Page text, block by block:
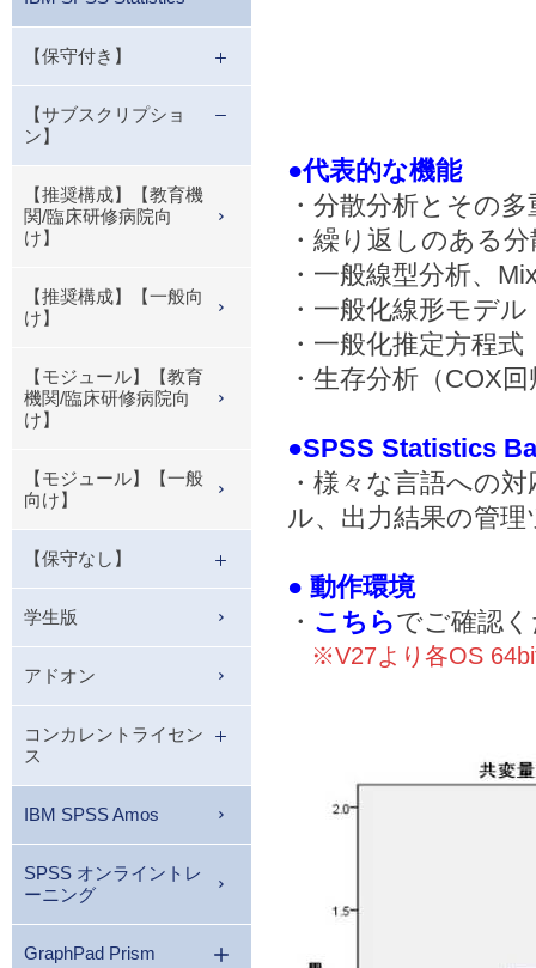
●代表的な機能
・分散分析とその
・繰り返しのある
・一般線型分析、
・一般化線形モデ
・一般化推定方程
・生存分析（COX
●SPSS Statistics
・様々な言語への
ル、出力結果の管
● 動作環境
・ こちらでご確認
※V27より各OS
【保守付き】
【サブスクリプショ
ン】
【推奨構成】【教育機
関/臨床研修病院向
け】
【推奨構成】【一般向
け】
【モジュール】【教育
機関/臨床研修病院向
け】
【モジュール】【一般
向け】
【保守なし】
学生版
アドオン
コンカレントライセン
ス
IBM SPSS Amos
SPSS オンライントレ
ーニング
GraphPad Prism